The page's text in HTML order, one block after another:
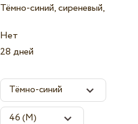
Тёмно-синий, сиреневый,
Нет
28 дней